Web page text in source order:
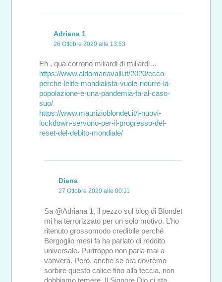
Adriana 1
26 Ottobre 2020 alle 13:53
Eh , qua corrono miliardi di miliardi…
https://www.aldomariavalli.it/2020/ecco-
perche-lelite-mondialista-vuole-ridurre-la-
popolazione-e-una-pandemia-fa-al-caso-
suo/
https://www.maurizioblondet.it/i-nuovi-
lockdown-servono-per-il-progresso-del-
reset-del-debito-mondiale/
Diana
27 Ottobre 2020 alle 00:11
Sa @Adriana 1, il pezzo sul blog di Blondet
mi ha terrorizzato per un solo motivo. L’ho
ritenuto grossomodo credibile perché
Bergoglio mesi fa ha parlato di reddito
universale. Purtroppo non parla mai a
vanvera. Però, anche se ora dovremo
sorbire questo calice fino alla feccia, non